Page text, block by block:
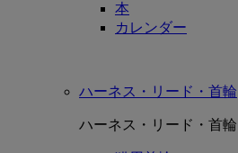
本
カレンダー
ハーネス・リード・首輪
ハーネス・リード・首輪